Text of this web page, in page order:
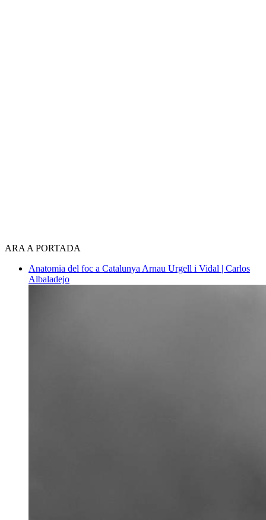
ARA A PORTADA
Anatomia del foc a Catalunya Arnau Urgell i Vidal | Carlos
Albaladejo